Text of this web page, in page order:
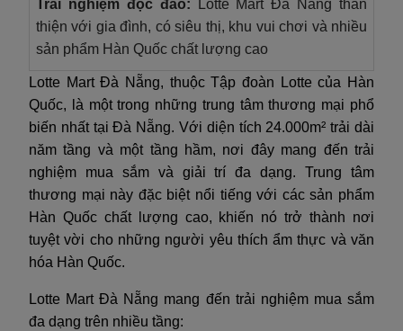
Trải nghiệm độc đáo: Lotte Mart Đà Nẵng thân
thiện với gia đình, có siêu thị, khu vui chơi và nhiều
sản phẩm Hàn Quốc chất lượng cao
Lotte Mart Đà Nẵng, thuộc Tập đoàn Lotte của Hàn
Quốc, là một trong những trung tâm thương mại phổ
biến nhất tại Đà Nẵng. Với diện tích 24.000m² trải dài
năm tầng và một tầng hầm, nơi đây mang đến trải
nghiệm mua sắm và giải trí đa dạng. Trung tâm
thương mại này đặc biệt nổi tiếng với các sản phẩm
Hàn Quốc chất lượng cao, khiến nó trở thành nơi
tuyệt vời cho những người yêu thích ẩm thực và văn
hóa Hàn Quốc.
Lotte Mart Đà Nẵng mang đến trải nghiệm mua sắm
đa dạng trên nhiều tầng: